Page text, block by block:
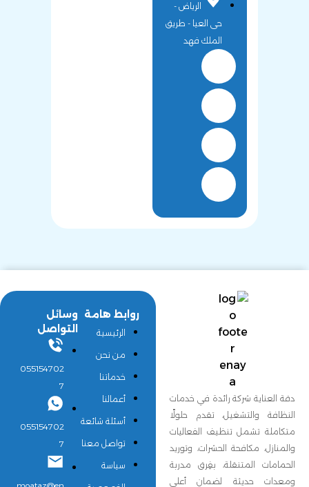
الرياض -
حى العيا - طريق
الملك فهد
دقة العناية شركة رائدة في خدمات
النظافة والتشغيل، تقدم حلولًا
متكاملة تشمل تنظيف الفعاليات
والمنازل، مكافحة الحشرات، وتوريد
الحمامات المتنقلة، بفِرق مدربة
ومعدات حديثة لضمان أعلى
روابط هامة
الرئيسية
من نحن
خدماتنا
أعمالنا
أسئلة شائعة
تواصل معنا
سياسة
وسائل
التواصل
055154702
7
055154702
7